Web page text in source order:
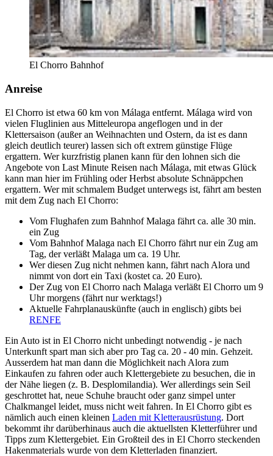
El Chorro Bahnhof
Anreise
El Chorro ist etwa 60 km von Málaga entfernt. Málaga wird von
vielen Fluglinien aus Mitteleuropa angeflogen und in der
Klettersaison (außer an Weihnachten und Ostern, da ist es dann
gleich deutlich teurer) lassen sich oft extrem günstige Flüge
ergattern. Wer kurzfristig planen kann für den lohnen sich die
Angebote von Last Minute Reisen nach Málaga, mit etwas Glück
kann man hier im Frühling oder Herbst absolute Schnäppchen
ergattern. Wer mit schmalem Budget unterwegs ist, fährt am besten
mit dem Zug nach El Chorro:
Vom Flughafen zum Bahnhof Malaga fährt ca. alle 30 min.
ein Zug
Vom Bahnhof Malaga nach El Chorro fährt nur ein Zug am
Tag, der verläßt Malaga um ca. 19 Uhr.
Wer diesen Zug nicht nehmen kann, fährt nach Alora und
nimmt von dort ein Taxi (kostet ca. 20 Euro).
Der Zug von El Chorro nach Malaga verläßt El Chorro um 9
Uhr morgens (fährt nur werktags!)
Aktuelle Fahrplanauskünfte (auch in englisch) gibts bei
RENFE
Ein Auto ist in El Chorro nicht unbedingt notwendig - je nach
Unterkunft spart man sich aber pro Tag ca. 20 - 40 min. Gehzeit.
Ausserdem hat man dann die Möglichkeit nach Alora zum
Einkaufen zu fahren oder auch Klettergebiete zu besuchen, die in
der Nähe liegen (z. B. Desplomilandia). Wer allerdings sein Seil
geschrottet hat, neue Schuhe braucht oder ganz simpel unter
Chalkmangel leidet, muss nicht weit fahren. In El Chorro gibt es
nämlich auch einen kleinen Laden mit Kletterausrüstung. Dort
bekommt ihr darüberhinaus auch die aktuellsten Kletterführer und
Tipps zum Klettergebiet. Ein Großteil des in El Chorro steckenden
Hakenmaterials wurde von dem Kletterladen finanziert.